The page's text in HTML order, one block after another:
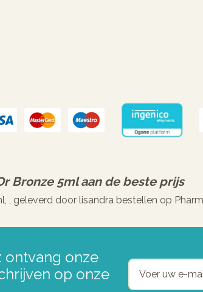
Bronze 5mlaan de beste prijs
, geleverd door lisandra bestellen op
ontvang onze
op onze